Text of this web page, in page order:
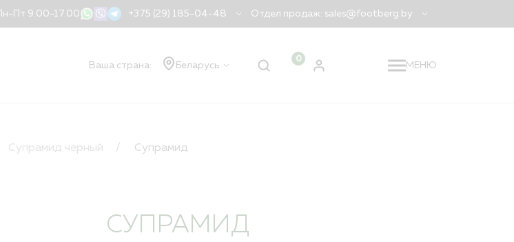
Пн-Пт 9.00-17.00 +375 (29) 185-04-48 Отдел продаж: sales@footberg.by
Ваша страна: Беларусь
0
МЕНЮ
О компании
Документы
Доставка
Супрамид черный Супрамид
СУПРАМИД